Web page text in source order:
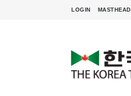
LOGIN MASTHEAD